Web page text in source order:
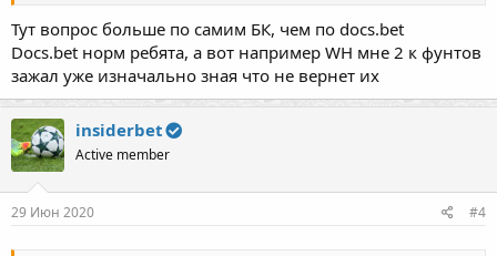
Тут вопрос больше по самим БК, чем по docs.bet
Docs.bet норм ребята, а вот например WH мне 2 к фунтов
зажал уже изначально зная что не вернет их
insiderbet
Active member
29 Июн 2020 #4